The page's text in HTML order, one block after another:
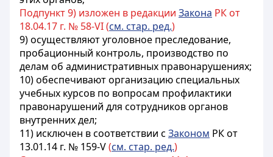
Подпункт 9) изложен в редакции Закона РК от
18.04.17 г. № 58-VI (см. стар. ред.)
9) осуществляют уголовное преследование,
пробационный контроль, производство по
делам об административных правонарушениях;
10) обеспечивают организацию специальных
учебных курсов по вопросам профилактики
правонарушений для сотрудников органов
внутренних дел;
11) исключен в соответствии с Законом РК от
13.01.14 г. № 159-V(см. стар. ред.)